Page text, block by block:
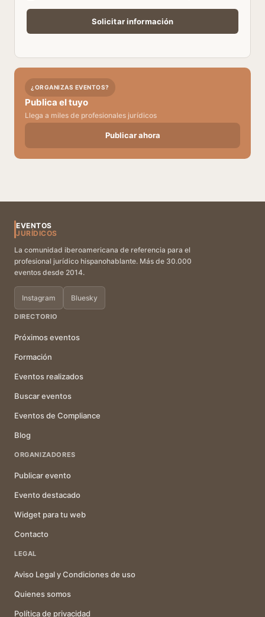
¿ORGANIZAS EVENTOS?
Publica el tuyo
Llega a miles de profesionales jurídicos
Publicar ahora
EVENTOS
JURÍDICOS
La comunidad iberoamericana de referencia para el
profesional jurídico hispanohablante. Más de 30.000
eventos desde 2014.
Instagram Bluesky
DIRECTORIO
Próximos eventos
Formación
Eventos realizados
Buscar eventos
Eventos de Compliance
Blog
ORGANIZADORES
Publicar evento
Evento destacado
Widget para tu web
Contacto
LEGAL
Aviso Legal y Condiciones de uso
Quienes somos
Política de privacidad